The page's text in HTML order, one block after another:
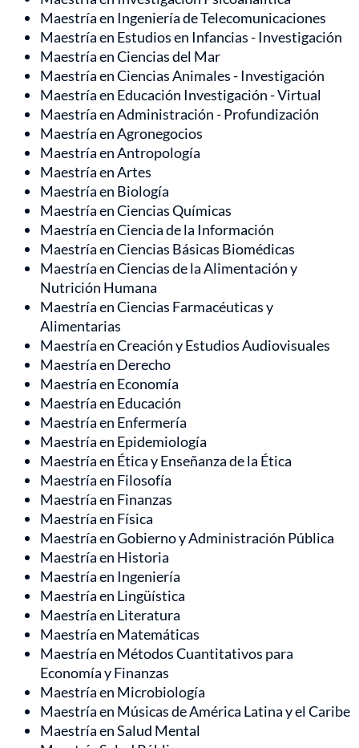
Maestría en Ingeniería de Telecomunicaciones
Maestría en Estudios en Infancias - Investigación
Maestría en Ciencias del Mar
Maestría en Ciencias Animales - Investigación
Maestría en Educación Investigación - Virtual
Maestría en Administración - Profundización
Maestría en Agronegocios
Maestría en Antropología
Maestría en Artes
Maestría en Biología
Maestría en Ciencias Químicas
Maestría en Ciencia de la Información
Maestría en Ciencias Básicas Biomédicas
Maestría en Ciencias de la Alimentación y
Nutrición Humana
Maestría en Ciencias Farmacéuticas y
Alimentarias
Maestría en Creación y Estudios Audiovisuales
Maestría en Derecho
Maestría en Economía
Maestría en Educación
Maestría en Enfermería
Maestría en Epidemiología
Maestría en Ética y Enseñanza de la Ética
Maestría en Filosofía
Maestría en Finanzas
Maestría en Física
Maestría en Gobierno y Administración Pública
Maestría en Historia
Maestría en Ingeniería
Maestría en Lingüística
Maestría en Literatura
Maestría en Matemáticas
Maestría en Métodos Cuantitativos para
Economía y Finanzas
Maestría en Microbiología
Maestría en Músicas de América Latina y el Caribe
Maestría en Salud Mental